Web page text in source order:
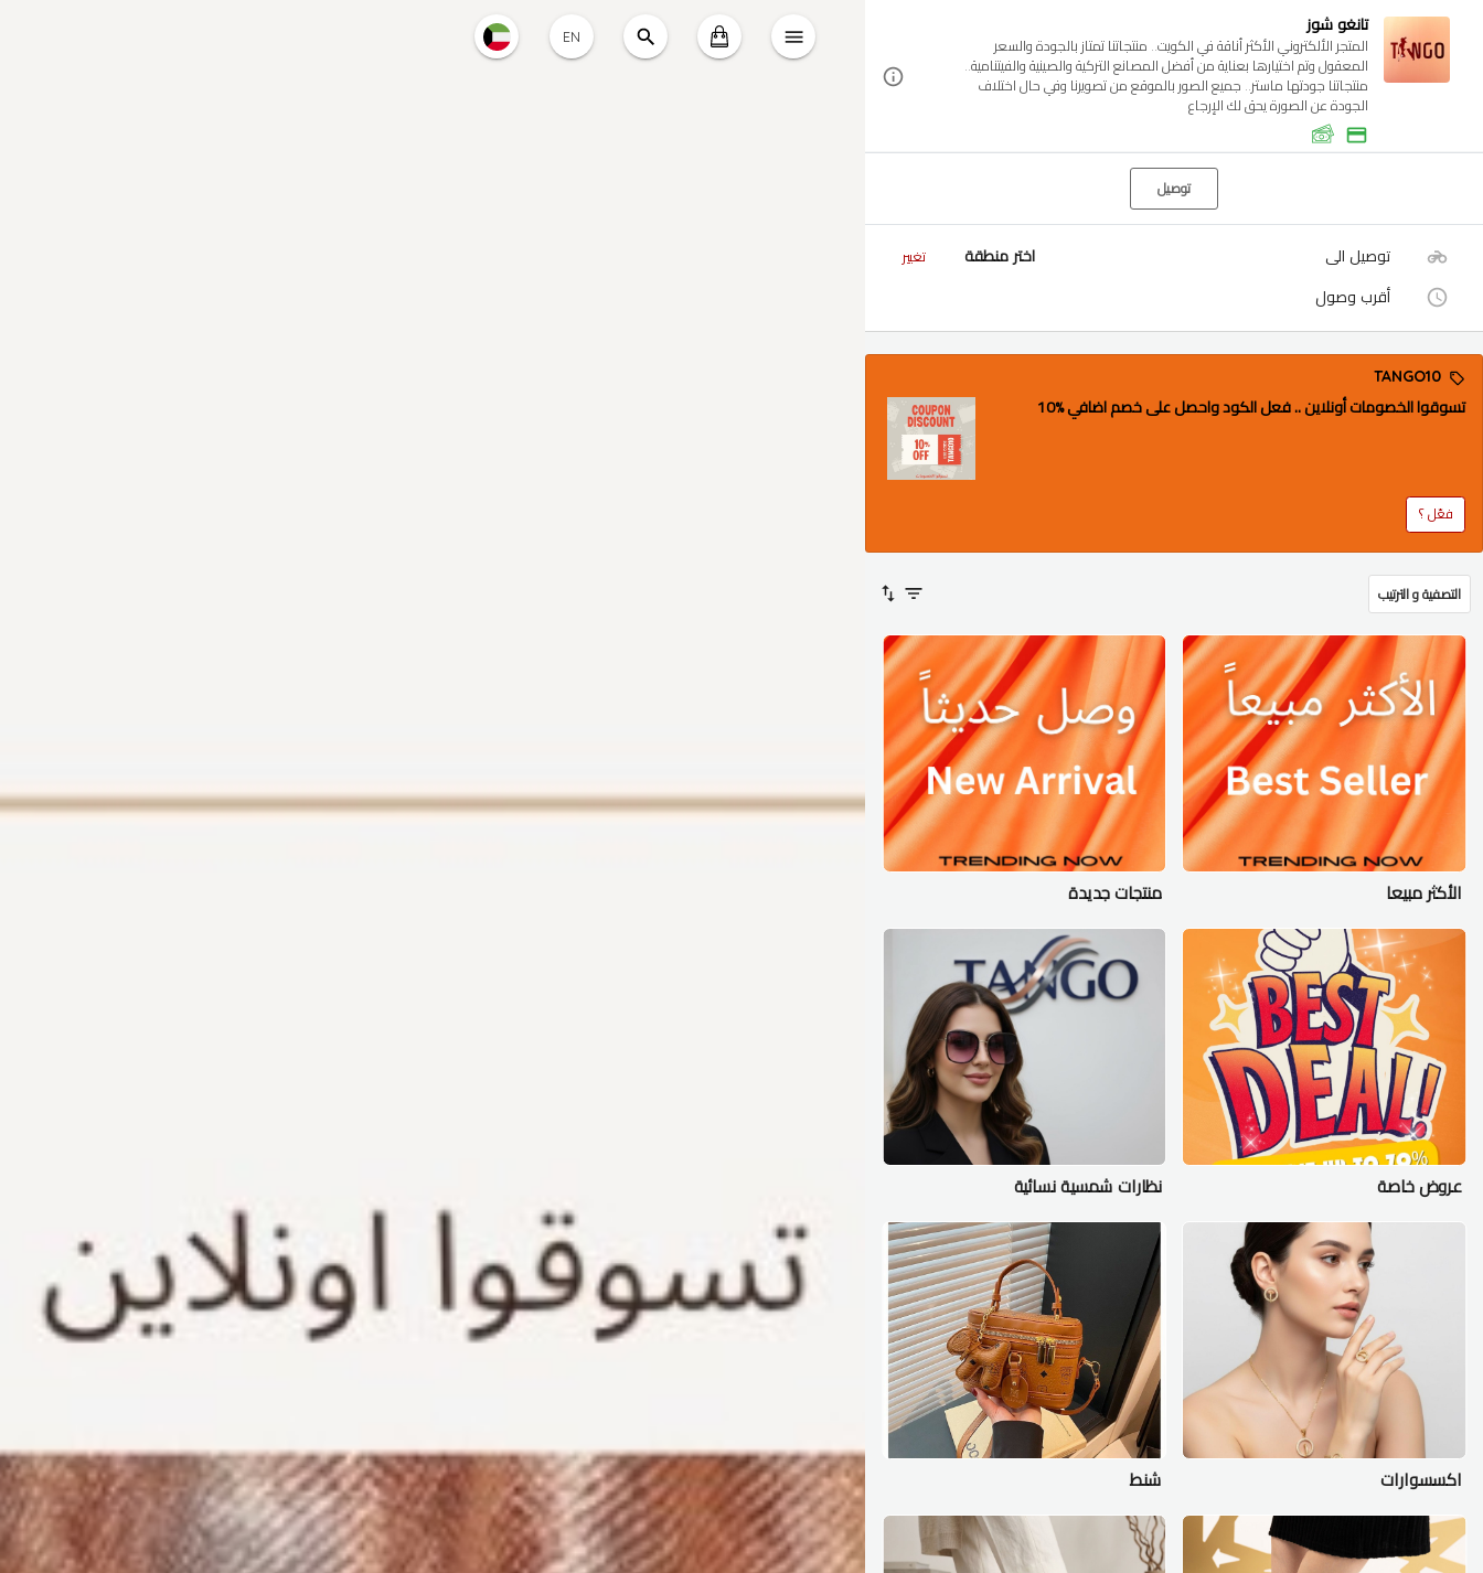
EN
تانغو شوز
المتجر الألكتروني الأكثر أناقة في الكويت.. منتجاتنا تمتاز بالجودة والسعر
المعقول وتم اختيارها بعناية من أفضل المصانع التركية والصينية والفيتنامية..
منتجاتنا جودتها ماستر.. جميع الصور بالموقع من تصويرنا وفي حال اختلاف
الجودة عن الصورة يحق لك الإرجاع
توصيل
توصيل الى اختر منطقة تغيير
أقرب وصول
TANGO10
تسوقوا الخصومات أونلاين .. فعل الكود واحصل على خصم اضافي %10
فعّل ؟
التصفية و الترتيب
الأكثر مبيعا منتجات جديدة
عروض خاصة نظارات شمسية نسائية
اكسسوارات شنط